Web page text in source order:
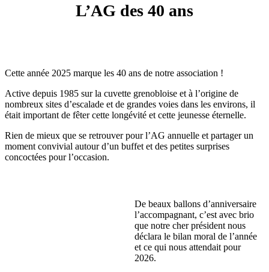
L’AG des 40 ans
Cette année 2025 marque les 40 ans de notre association !
Active depuis 1985 sur la cuvette grenobloise et à l’origine de
nombreux sites d’escalade et de grandes voies dans les environs, il
était important de fêter cette longévité et cette jeunesse éternelle.
Rien de mieux que se retrouver pour l’AG annuelle et partager un
moment convivial autour d’un buffet et des petites surprises
concoctées pour l’occasion.
De beaux ballons d’anniversaire
l’accompagnant, c’est avec brio
que notre cher président nous
déclara le bilan moral de l’année
et ce qui nous attendait pour
2026.